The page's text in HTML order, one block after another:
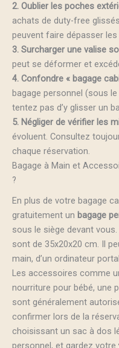
2. Oublier les poches
achats de duty-free
peuvent faire dépasser
3. Surcharger une valise
peut se déformer et
4. Confondre « bagage
bagage personnel (sous
tentez pas d’y glisser un
5. Négliger de vérifier les
évoluent. Consultez
chaque réservation.
Bagage à Main et
?
En plus de votre bagage
gratuitement un bagage
sous le siège devant
sont de 35x20x20 cm. Il
main, d’un ordinateur
Les accessoires comme
nourriture pour bébé, une
sont généralement
confirmer lors de la
choisissant un sac à dos
personnel, et gardez votre